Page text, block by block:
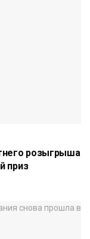
розыгрыша
приз